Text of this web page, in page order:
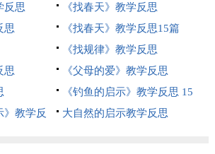
反思
《找春天》教学反思
思
《找春天》教学反思15篇
《找规律》教学反思
思
《父母的爱》教学反思
《钓鱼的启示》教学反思 15
篇
》教学反
大自然的启示教学反思